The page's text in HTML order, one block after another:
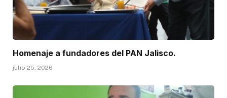
Homenaje a fundadores del PAN Jalisco.
julio 25, 2026